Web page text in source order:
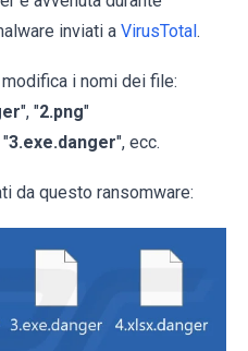
inviati a VirusTotal.
i nomi dei file:
", "2.png"
3.exe.danger", ecc.
da questo ransomware: